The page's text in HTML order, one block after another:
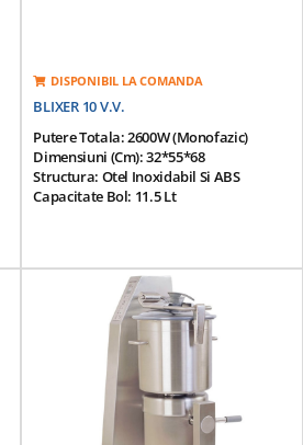
DISPONIBIL LA COMANDA
BLIXER 10 V.V.
Putere Totala: 2600W (monofazic)
Dimensiuni (cm): 32*55*68
Structura: Otel Inoxidabil Si ABS
Capacitate Bol: 11.5 Lt
Tensiune De Alimentare: 220V/50Hz
Motor Cu Inductie: Sistem Magnetic De
Siguranta Si Frana De Motor
Contine: Bol Din Otel Inoxidabil
Detasabil; Capac Sigilat Echipat Cu Un
Bol Si O Razatoare; Bol Cu Capacitate
Mare Pentru Lichide; Ansamblu Cutit Cu
3 Lame Zimtate Fin.
Greutate: 49 Kg